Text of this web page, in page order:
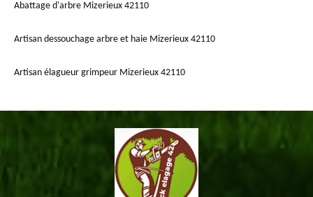
Abattage d'arbre Mizerieux 42110
Artisan dessouchage arbre et haie Mizerieux 42110
Artisan élagueur grimpeur Mizerieux 42110